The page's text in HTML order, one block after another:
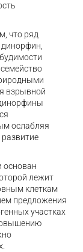
что ряд
взрывной
ослабляя
основан
лежит
клеткам
предложения
участках